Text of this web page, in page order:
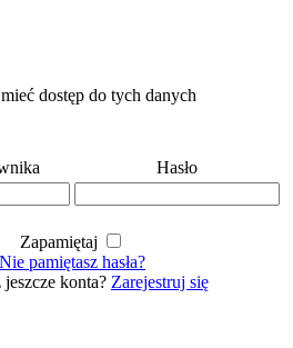
dostęp do tych danych
Hasło
Zapamiętaj
Nie pamiętasz hasła?
konta? Zarejestruj się